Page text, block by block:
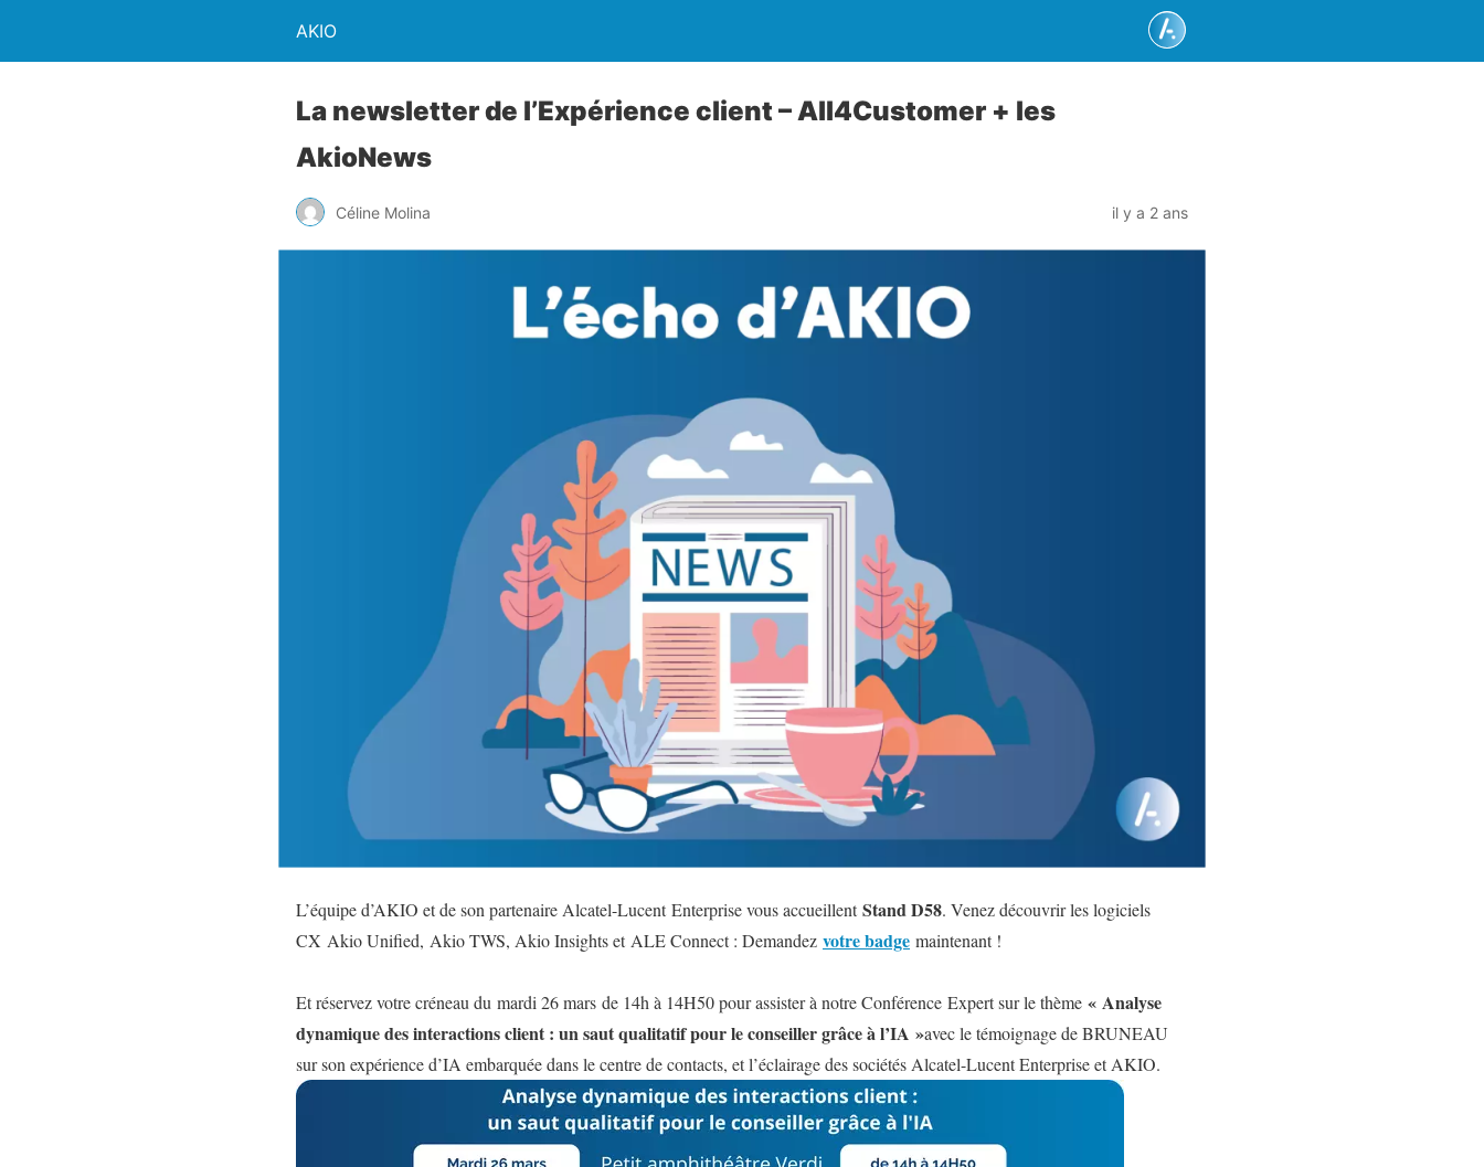
AKIO
La newsletter de l’Expérience client – All4Customer + les
AkioNews
Céline Molina il y a 2 ans
L’équipe d’AKIO et de son partenaire Alcatel-Lucent Enterprise vous accueillentStand D58. Venez découvrir les logiciels
CX Akio Unified, Akio TWS, Akio Insights et ALE Connect : Demandez votre badge maintenant !
Et réservez votre créneau du mardi 26 mars de 14h à 14H50 pour assister à notre Conférence Expert sur le thème « Analyse
dynamique des interactions client : un saut qualitatif pour le conseiller grâce à l’IA »avec le témoignage de BRUNEAU
sur son expérience d’IA embarquée dans le centre de contacts, et l’éclairage des sociétés Alcatel-Lucent Enterprise et AKIO.